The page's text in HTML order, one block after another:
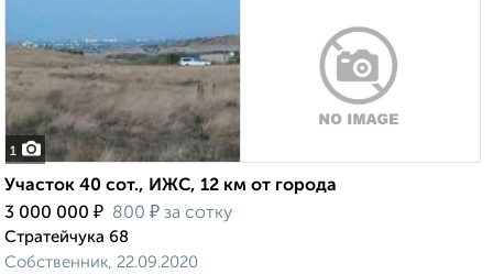
1
Участок 40 сот., ИЖС, 12 км от города
3 000 000 ₽ 800 ₽ за сотку
Стратейчука 68
Собственник, 22.09.2020